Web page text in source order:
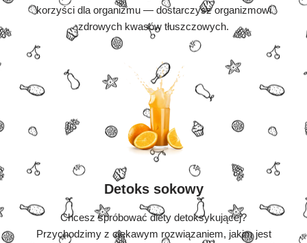
korzyści dla organizmu — dostarczysz organizmowi
zdrowych kwasów tłuszczowych.
Detoks sokowy
Chcesz spróbować diety detoksykującej?
Przychodzimy z ciekawym rozwiązaniem, jakim jest